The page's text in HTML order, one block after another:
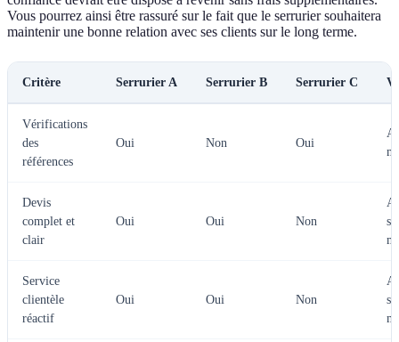
Vous pourrez ainsi être rassuré sur le fait que le serrurier souhaitera
maintenir une bonne relation avec ses clients sur le long terme.
Critère Serrurier A Serrurier B Serrurier C
Vérifications
des
références
Oui Non Oui
A
Devis
complet et
clair
Oui Oui Non
A
Service
clientèle
réactif
Oui Oui Non
A